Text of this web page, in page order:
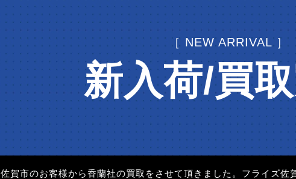
［ NEW ARRIVAL ］
新入荷/買
佐賀市のお客様から香蘭社の買取をさせて頂きました。フライズ佐